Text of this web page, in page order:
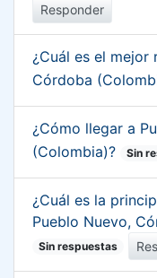
Responder
¿Cuál es el mejor
Córdoba
¿Cómo llegar a
(Colombia)?
Sin
¿Cuál es la
Pueblo Nuevo,
Sin respuestas